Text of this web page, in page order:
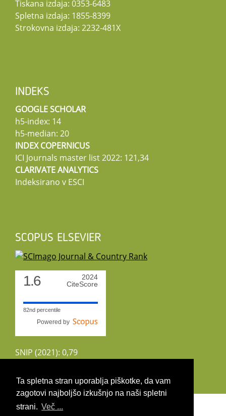
Ta spletna stran uporablja piškotke, da vam
zagotovi najboljšo izkušnjo na naši spletni
strani. Več ...
Tiskana izdaja: 0353-6483
Spletna izdaja: 1855-8399
Strokovna izdaja: 2232-481X
INDEKS
GOOGLE SCHOLAR
h5-index: 14
h5-median: 20
INDEX COPERNICUS
ICI Journals master list 2022: 121,34
CLARIVATE ANALYTICS
Indeksirano v ESCI
SCOPUS ELSEVIER
1.6
2024
CiteScore
82nd percentile
Powered by
SNIP (2021): 0,79